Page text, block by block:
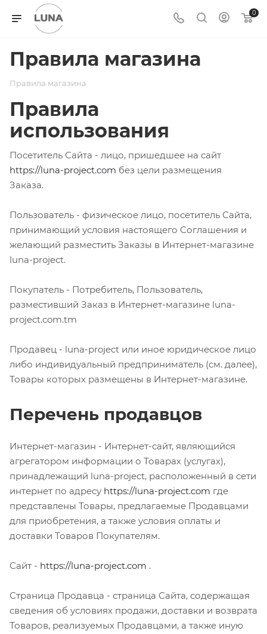
0
Правила магазина
Правила магазина
Правила
использования
Посетитель Сайта - лицо, пришедшее на сайт
https://luna-project.com без цели размещения
Заказа.
Пользователь - физическое лицо, посетитель Сайта,
принимающий условия настоящего Соглашения и
желающий разместить Заказы в Интернет-магазине
luna-project.
Покупатель - Потребитель, Пользователь,
разместивший Заказ в Интернет-магазине luna-
project.com.tm
Продавец - luna-project или иное юридическое лицо
либо индивидуальный предприниматель (см. далее),
Товары которых размещены в Интернет-магазине.
Перечень продавцов
Интернет-магазин - Интернет-сайт, являющийся
агрегатором информации о Товарах (услугах),
принадлежащий luna-project, расположенный в сети
интернет по адресу https://luna-project.com где
представлены Товары, предлагаемые Продавцами
для приобретения, а также условия оплаты и
доставки Товаров Покупателям.
Сайт - https://luna-project.com .
Страница Продавца - страница Сайта, содержащая
сведения об условиях продажи, доставки и возврата
Товаров, реализуемых Продавцами, а также иную